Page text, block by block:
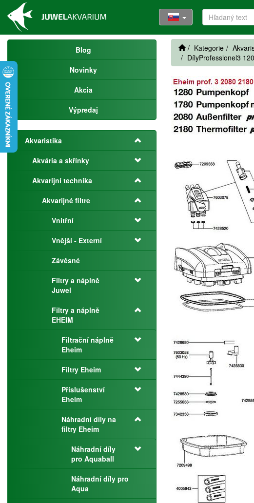
Blog
Novinky
Akcia
Výpredaj
Akvaristika
Akvária a skřínky
Akvarijní technika
Akvarijné filtre
Vnitřní
Vnější - Externí
Závěsné
Filtry a náplně
Juwel
Filtry a náplně
EHEIM
Filtrační náplně
Eheim
Filtry Eheim
Příslušenství
Eheim
Náhradní díly na
filtry Eheim
Náhradní díly
pro Aquaball
Náhradní díly pro
Aqua
Kategorie
DílyProfessionel3